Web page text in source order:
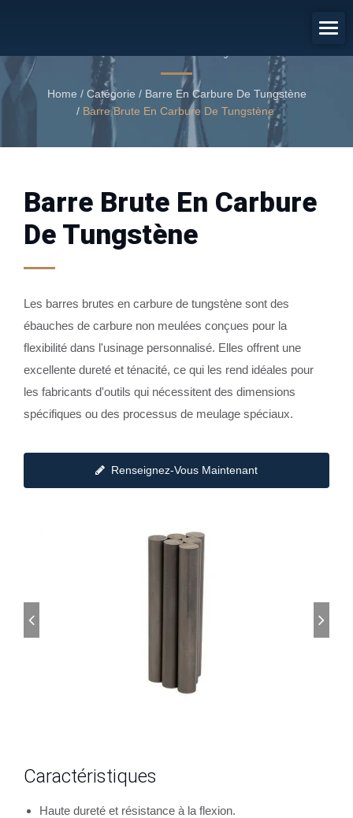
Tungstène
Home / Catégorie / Barre En Carbure De Tungstène
/ Barre Brute En Carbure De Tungstène
Barre Brute En Carbure
De Tungstène
Les barres brutes en carbure de tungstène sont des
ébauches de carbure non meulées conçues pour la
flexibilité dans l'usinage personnalisé. Elles offrent une
excellente dureté et ténacité, ce qui les rend idéales pour
les fabricants d'outils qui nécessitent des dimensions
spécifiques ou des processus de meulage spéciaux.
Renseignez-Vous Maintenant
Caractéristiques
Haute dureté et résistance à la flexion.